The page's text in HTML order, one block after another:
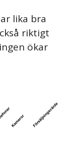
lika bra
riktigt
ökar